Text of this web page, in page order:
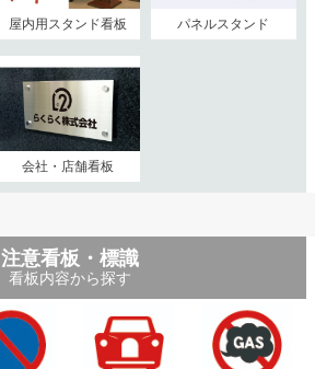
屋内用スタンド看板 パネルスタンド
会社・店舗看板
注意看板・標識
看板内容から探す